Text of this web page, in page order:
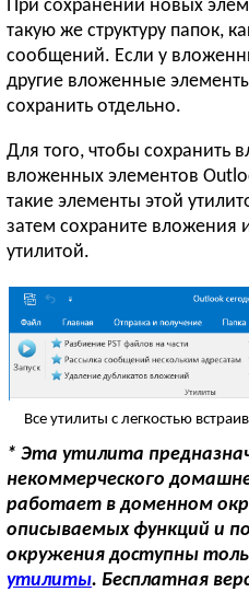
При сохранении новых
такую же структуру папок,
сообщений. Если у
другие вложенные
сохранить отдельно.
Для того, чтобы сохранить
вложенных элементов
такие элементы этой
затем сохраните вложения
утилитой.
Все утилиты с легкостью
* Эта утилита
некоммерческого
работает в доменном
описываемых функций и
окружения доступны
утилиты. Бесплатная